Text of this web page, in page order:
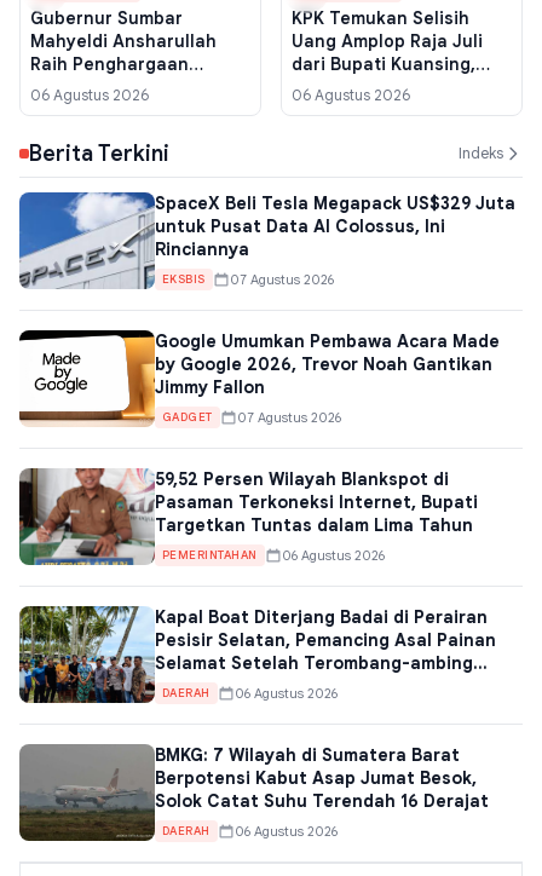
Gubernur Sumbar
Mahyeldi Ansharullah
Raih Penghargaan
Kartika Pamong Praja
Madya dari IPDN, Ini
06 Agustus 2026
KPK Temukan Selisih
Uang Amplop Raja Juli
dari Bupati Kuansing,
Pengembalian Diduga
Tak Utuh
06 Agustus 2026
Berita Terkini Indeks
SpaceX Beli Tesla Megapack US$329 Juta
untuk Pusat Data AI Colossus, Ini
Rinciannya
EKSBIS 07 Agustus 2026
Google Umumkan Pembawa Acara Made
by Google 2026, Trevor Noah Gantikan
Jimmy Fallon
GADGET 07 Agustus 2026
59,52 Persen Wilayah Blankspot di
Pasaman Terkoneksi Internet, Bupati
Targetkan Tuntas dalam Lima Tahun
PEMERINTAHAN 06 Agustus 2026
Kapal Boat Diterjang Badai di Perairan
Pesisir Selatan, Pemancing Asal Painan
Selamat Setelah Terombang-ambing
Lebih Sehari
DAERAH 06 Agustus 2026
BMKG: 7 Wilayah di Sumatera Barat
Berpotensi Kabut Asap Jumat Besok,
Solok Catat Suhu Terendah 16 Derajat
DAERAH 06 Agustus 2026